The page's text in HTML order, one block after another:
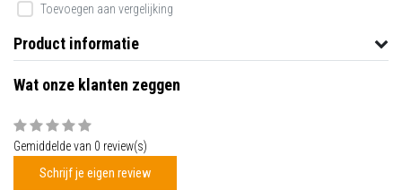
Toevoegen aan vergelijking
Product informatie
Wat onze klanten zeggen
Gemiddelde van 0 review(s)
Schrijf je eigen review